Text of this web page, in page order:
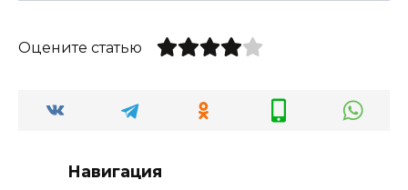
Оцените статью
Навигация